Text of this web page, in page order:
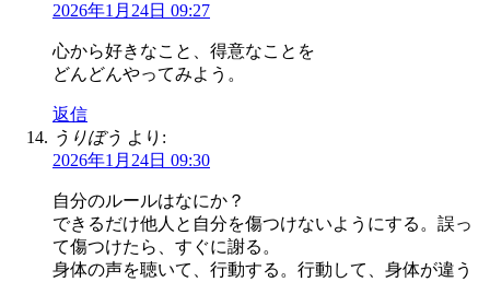
2026年1月24日 09:27
心から好きなこと、得意なことを
どんどんやってみよう。
返信
うりぼう より:
2026年1月24日 09:30
自分のルールはなにか？
できるだけ他人と自分を傷つけないようにする。誤っ
て傷つけたら、すぐに謝る。
身体の声を聴いて、行動する。行動して、身体が違う